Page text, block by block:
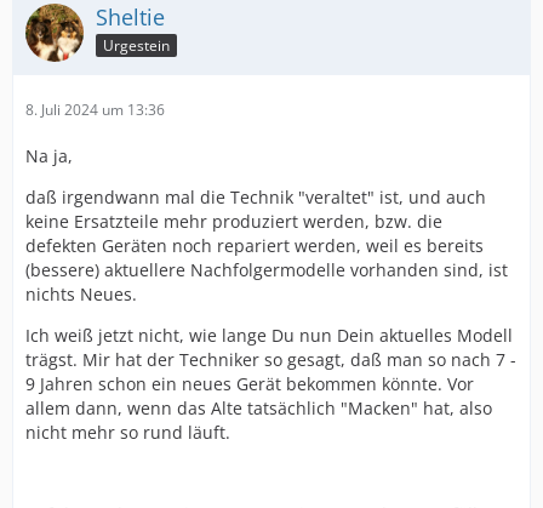
Sheltie
Urgestein
8. Juli 2024 um 13:36
Na ja,
daß irgendwann mal die Technik "veraltet" ist, und auch
keine Ersatzteile mehr produziert werden, bzw. die
defekten Geräten noch repariert werden, weil es bereits
(bessere) aktuellere Nachfolgermodelle vorhanden sind, ist
nichts Neues.
Ich weiß jetzt nicht, wie lange Du nun Dein aktuelles Modell
trägst. Mir hat der Techniker so gesagt, daß man so nach 7 -
9 Jahren schon ein neues Gerät bekommen könnte. Vor
allem dann, wenn das Alte tatsächlich "Macken" hat, also
nicht mehr so rund läuft.